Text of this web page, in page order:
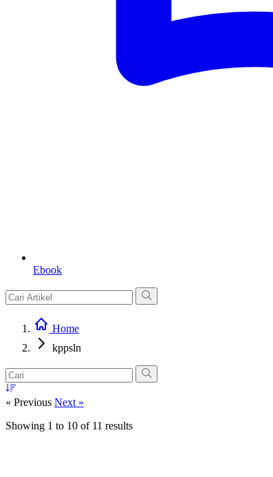
Ebook
Home
kppsln
« Previous Next »
Showing 1 to 10 of 11 results